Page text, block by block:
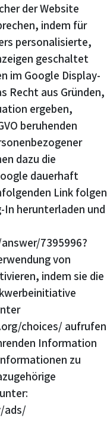
der Website
indem für
personalisierte,
geschaltet
im Google Display-
Recht aus Gründen,
ergeben,
beruhenden
dazu die
dauerhaft
Link folgen
herunterladen und
7395996?
von
indem sie die
choices/ aufrufen
Information
zu
ads/